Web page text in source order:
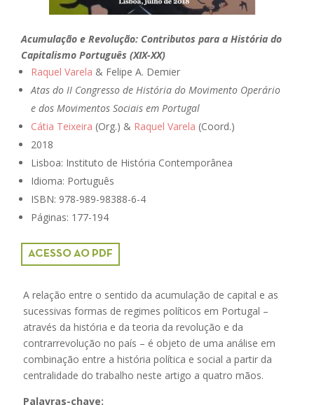
Acumulação e Revolução: Contributos para a História do
Capitalismo Português (XIX-XX)
Raquel Varela & Felipe A. Demier
Atas do II Congresso de História do Movimento Operário
e dos Movimentos Sociais em Portugal
Cátia Teixeira (Org.) & Raquel Varela (Coord.)
2018
Lisboa: Instituto de História Contemporânea
Idioma: Português
ISBN: 978-989-98388-6-4
Páginas: 177-194
ACESSO AO PDF
A relação entre o sentido da acumulação de capital e as
sucessivas formas de regimes políticos em Portugal –
através da história e da teoria da revolução e da
contrarrevolução no país – é objeto de uma análise em
combinação entre a história política e social a partir da
centralidade do trabalho neste artigo a quatro mãos.
Palavras-chave: